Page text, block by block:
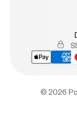
© 2026